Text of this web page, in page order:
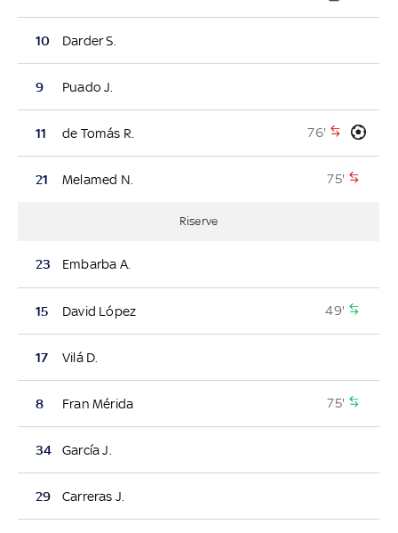
10 Darder S.
9 Puado J.
11 de Tomás R. 76'
21 Melamed N. 75'
Riserve
23 Embarba A.
15 David López 49'
17 Vilá D.
8 Fran Mérida 75'
34 García J.
29 Carreras J.